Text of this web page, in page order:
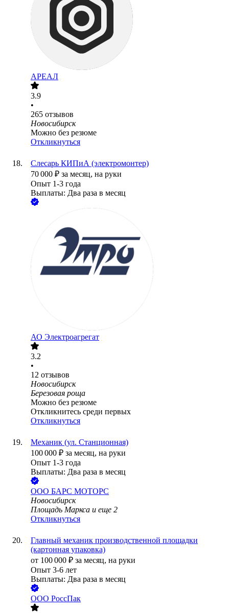
АРЕАЛ
3.9
•
265 отзывов
Новосибирск
Можно без резюме
Откликнуться
Слесарь КИПиА (электромонтер)
70 000 ₽ за месяц, на руки
Опыт 1-3 года
Выплаты: Два раза в месяц
АО Электроагрегат
3.2
•
12 отзывов
Новосибирск
Березовая роща
Можно без резюме
Откликнитесь среди первых
Откликнуться
Механик (ул. Станционная)
100 000 ₽ за месяц, на руки
Опыт 1-3 года
Выплаты: Два раза в месяц
ООО БАРС МОТОРС
Новосибирск
Площадь Маркса и еще 2
Откликнуться
Главный механик производственной площадки
(картонная упаковка)
от 100 000 ₽ за месяц, на руки
Опыт 3-6 лет
Выплаты: Два раза в месяц
ООО РоссПак